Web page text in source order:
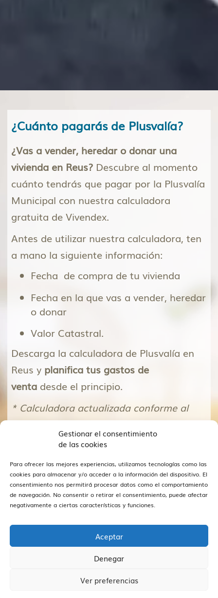
Gestionar el consentimiento
de las cookies
Para ofrecer las mejores experiencias, utilizamos tecnologías como las
cookies para almacenar y/o acceder a la información del dispositivo. El
consentimiento nos permitirá procesar datos como el comportamiento
de navegación. No consentir o retirar el consentimiento, puede afectar
negativamente a ciertas características y funciones.
Aceptar
Denegar
Ver preferencias
¿Cuánto pagarás de Plusvalía?
¿Vas a vender, heredar o donar una
vivienda en Reus? Descubre al momento
cuánto tendrás que pagar por la Plusvalía
Municipal con nuestra calculadora
gratuita de Vivendex.
Antes de utilizar nuestra calculadora, ten
a mano la siguiente información:
Fecha de compra de tu vivienda
Fecha en la que vas a vender, heredar
o donar
Valor Catastral.
Descarga la calculadora de Plusvalía en
Reus y planifica tus gastos de
venta desde el principio.
* Calculadora actualizada conforme al
Real Decreto-ley 26/2021, de 8 de
noviembre, por el que se adapta el texto
Haciendas Locales.